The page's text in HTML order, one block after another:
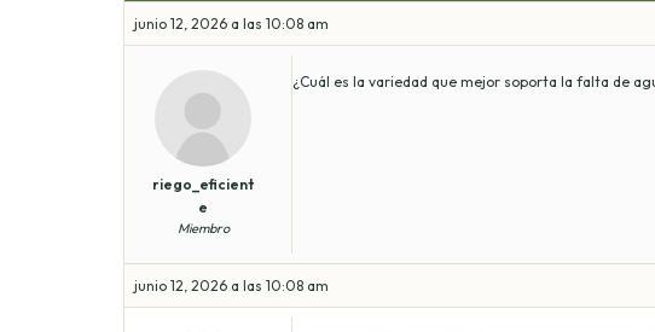
junio 12, 2026 a las 10:08 am
riego_eficient
e
Miembro
¿Cuál es la variedad que mejor soporta la falta de
junio 12, 2026 a las 10:08 am